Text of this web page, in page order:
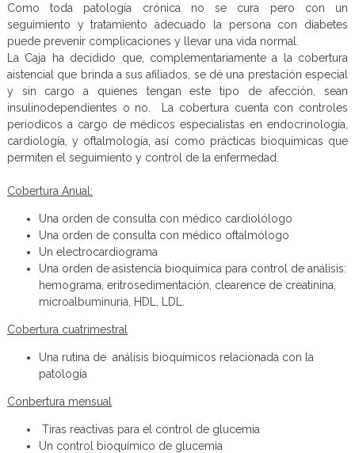
Como toda patología crónica no se cura pero con un
seguimiento y tratamiento adecuado la persona con diabetes
puede prevenir complicaciones y llevar una vida normal.
La Caja ha decidido que, complementariamente a la cobertura
aistencial que brinda a sus afiliados, se dé una prestación especial
y sin cargo a quienes tengan este tipo de afección, sean
insulinodependientes o no. La cobertura cuenta con controles
períodicos a cargo de médicos especialistas en endocrinología,
cardiología, y oftalmología, así como prácticas bioquímicas que
permiten el seguimiento y control de la enfermedad.
Cobertura Anual:
Una orden de consulta con médico cardiolólogo
Una orden de consulta con médico oftalmólogo
Un electrocardiograma
Una orden de asistencia bioquímica para control de análisis:
hemograma, eritrosedimentación, clearence de creatinina,
microalbuminuria, HDL, LDL.
Cobertura cuatrimestral
Una rutina de análisis bioquímicos relacionada con la
patología
Conbertura mensual
Tiras reactivas para el control de glucemia
Un control bioquímico de glucemia